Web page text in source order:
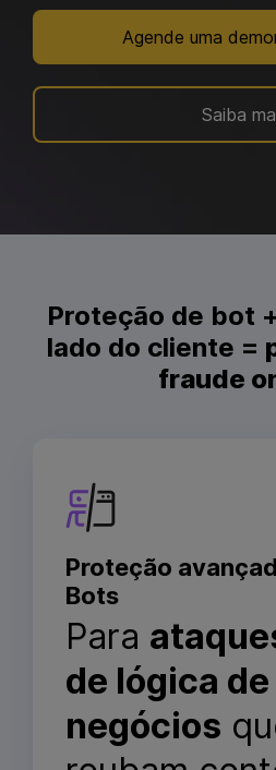
Agende uma
Saiba
Proteção de bot
lado do cliente =
fraude
Proteção
Bots
Para
de lógica de
negócios